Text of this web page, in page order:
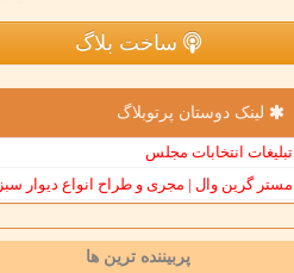
ساخت بلاگ
لینک دوستان پرتوبلاگ
تبلیغات انتخابات مجلس
مستر گرین وال | مجری و طراح انواع دیوار سبز
پربیننده ترین ها